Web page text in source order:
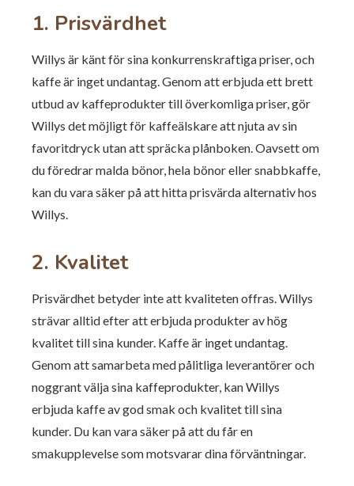
1. Prisvärdhet
Willys är känt för sina konkurrenskraftiga priser, och
kaffe är inget undantag. Genom att erbjuda ett brett
utbud av kaffeprodukter till överkomliga priser, gör
Willys det möjligt för kaffeälskare att njuta av sin
favoritdryck utan att spräcka plånboken. Oavsett om
du föredrar malda bönor, hela bönor eller snabbkaffe,
kan du vara säker på att hitta prisvärda alternativ hos
Willys.
2. Kvalitet
Prisvärdhet betyder inte att kvaliteten offras. Willys
strävar alltid efter att erbjuda produkter av hög
kvalitet till sina kunder. Kaffe är inget undantag.
Genom att samarbeta med pålitliga leverantörer och
noggrant välja sina kaffeprodukter, kan Willys
erbjuda kaffe av god smak och kvalitet till sina
kunder. Du kan vara säker på att du får en
smakupplevelse som motsvarar dina förväntningar.